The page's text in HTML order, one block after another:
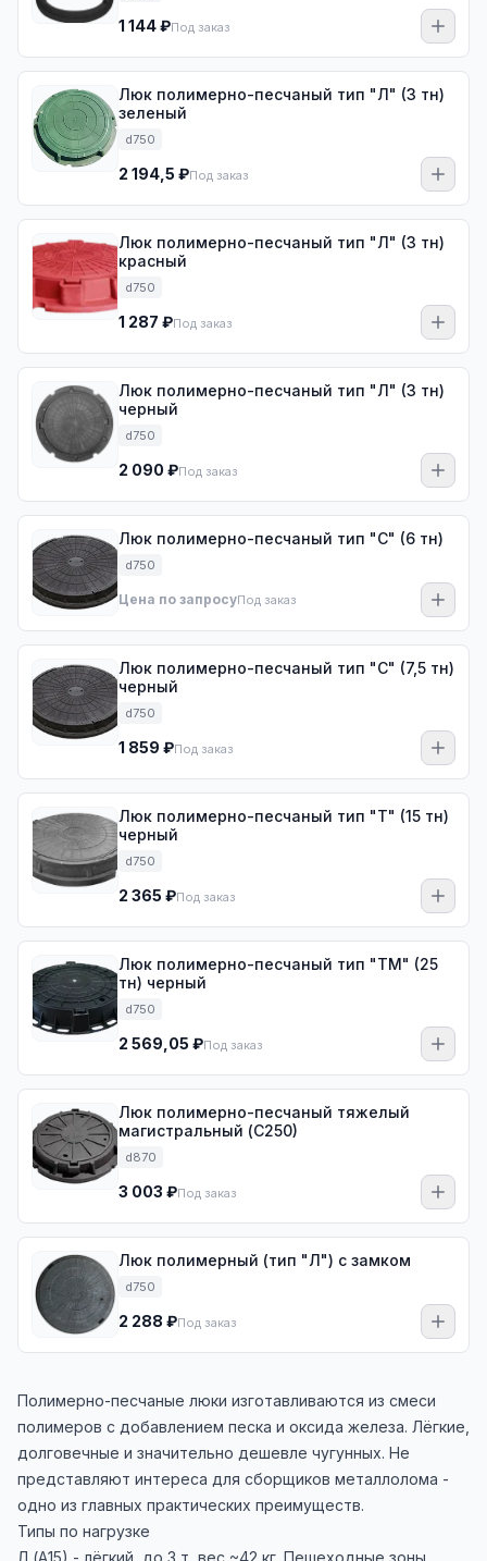
1 144 ₽Под заказ
Люк полимерно-песчаный тип "Л" (3 тн)
зеленый
d750
2 194,5 ₽Под заказ
Люк полимерно-песчаный тип "Л" (3 тн)
красный
d750
1 287 ₽Под заказ
Люк полимерно-песчаный тип "Л" (3 тн)
черный
d750
2 090 ₽Под заказ
Люк полимерно-песчаный тип "С" (6 тн)
d750
Цена по запросуПод заказ
Люк полимерно-песчаный тип "С" (7,5 тн)
черный
d750
1 859 ₽Под заказ
Люк полимерно-песчаный тип "Т" (15 тн)
черный
d750
2 365 ₽Под заказ
Люк полимерно-песчаный тип "ТМ" (25
тн) черный
d750
2 569,05 ₽Под заказ
Люк полимерно-песчаный тяжелый
магистральный (С250)
d870
3 003 ₽Под заказ
Люк полимерный (тип "Л") с замком
d750
2 288 ₽Под заказ
Полимерно-песчаные люки изготавливаются из смеси
полимеров с добавлением песка и оксида железа. Лёгкие,
долговечные и значительно дешевле чугунных. Не
представляют интереса для сборщиков металлолома -
одно из главных практических преимуществ.
Типы по нагрузке
Л (А15) - лёгкий, до 3 т, вес ~42 кг. Пешеходные зоны,